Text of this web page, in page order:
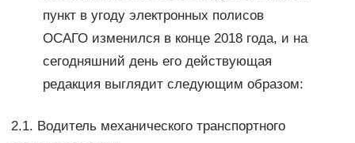
пункт в угоду электронных полисов
ОСАГО изменился в конце 2018 года, и на
сегодняшний день его действующая
редакция выглядит следующим образом:
2.1. Водитель механического транспортного